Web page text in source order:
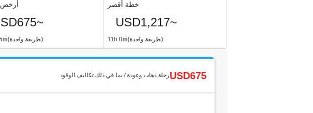
11h 15m(طريقة واحدة)
خطة أقصر
USD1,217~
11h 0m(طريقة واحدة)
رحلة ذهاب وعودة / بما في ذلك تكاليف الوقودUSD675